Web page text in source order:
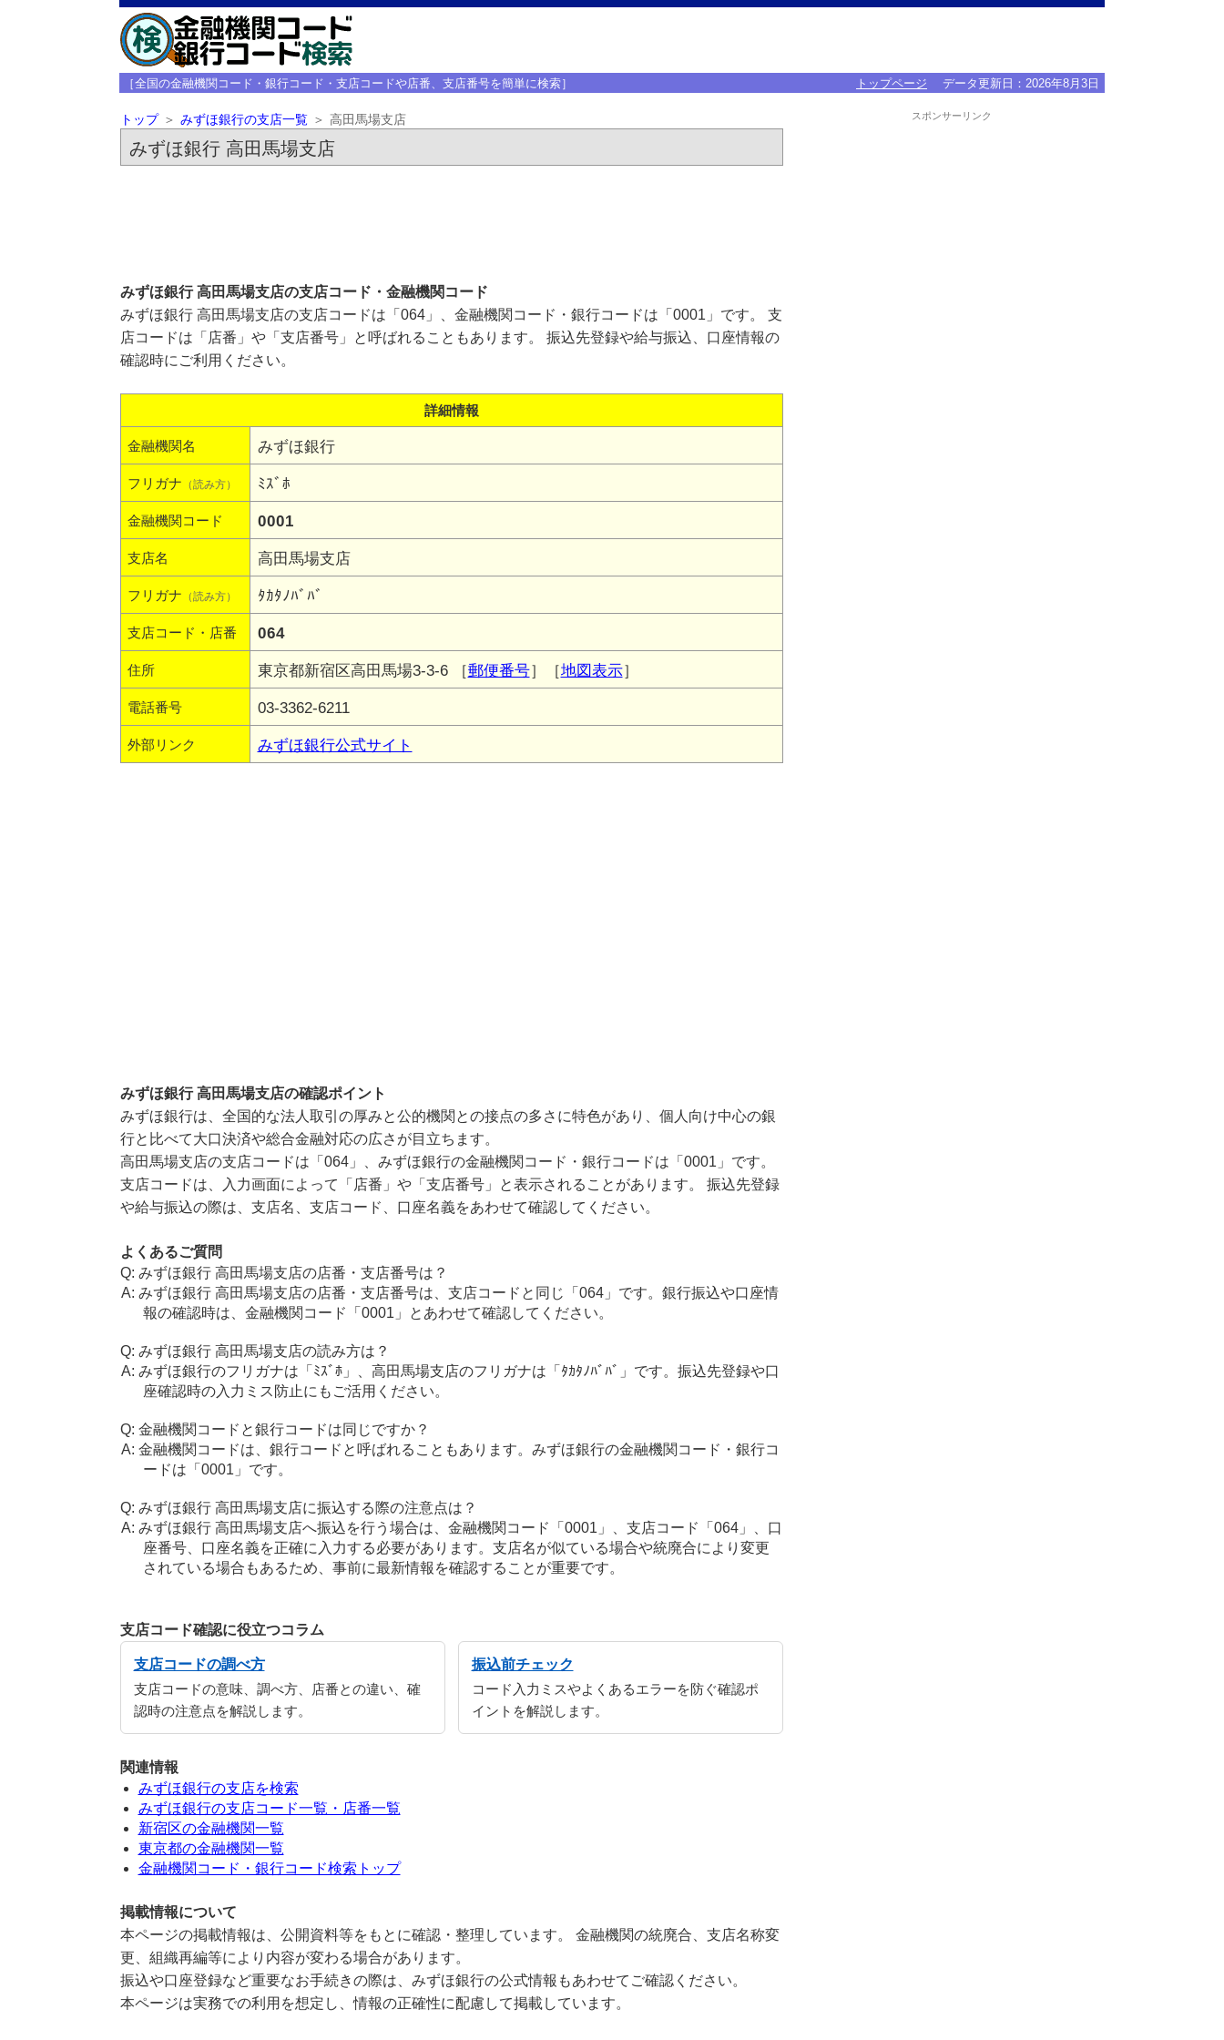
［全国の金融機関コード・銀行コード・支店コードや店番、支店番号を簡単に検索］ トップページ データ更新日： 2026年8月3日
トップ みずほ銀行の支店一覧 高田馬場支店
みずほ銀行 高田馬場支店
みずほ銀行 高田馬場支店の支店コード・金融機関コード
みずほ銀行 高田馬場支店の支店コードは「064」、金融機関コード・銀行コードは「0001」です。 支
店コードは「店番」や「支店番号」と呼ばれることもあります。 振込先登録や給与振込、口座情報の
確認時にご利用ください。
詳細情報
金融機関名 みずほ銀行
フリガナ （読み方） ﾐｽﾞﾎ
金融機関コード 0001
支店名 高田馬場支店
フリガナ （読み方） ﾀｶﾀﾉﾊﾞﾊﾞ
支店コード・店番 064
住所 東京都新宿区高田馬場3-3-6 ［郵便番号］［地図表示］
電話番号 03-3362-6211
外部リンク みずほ銀行公式サイト
みずほ銀行 高田馬場支店の確認ポイント
みずほ銀行は、全国的な法人取引の厚みと公的機関との接点の多さに特色があり、個人向け中心の銀
行と比べて大口決済や総合金融対応の広さが目立ちます。
高田馬場支店の支店コードは「064」、みずほ銀行の金融機関コード・銀行コードは「0001」です。
支店コードは、入力画面によって「店番」や「支店番号」と表示されることがあります。 振込先登録
や給与振込の際は、支店名、支店コード、口座名義をあわせて確認してください。
よくあるご質問
みずほ銀行 高田馬場支店の店番・支店番号は？
みずほ銀行 高田馬場支店の店番・支店番号は、支店コードと同じ「064」です。銀行振込や口座情
報の確認時は、金融機関コード「0001」とあわせて確認してください。
みずほ銀行 高田馬場支店の読み方は？
みずほ銀行のフリガナは「ﾐｽﾞﾎ」、高田馬場支店のフリガナは「ﾀｶﾀﾉﾊﾞﾊﾞ」です。振込先登録や口
座確認時の入力ミス防止にもご活用ください。
金融機関コードと銀行コードは同じですか？
金融機関コードは、銀行コードと呼ばれることもあります。みずほ銀行の金融機関コード・銀行コ
ードは「0001」です。
みずほ銀行 高田馬場支店に振込する際の注意点は？
みずほ銀行 高田馬場支店へ振込を行う場合は、金融機関コード「0001」、支店コード「064」、口
座番号、口座名義を正確に入力する必要があります。支店名が似ている場合や統廃合により変更
されている場合もあるため、事前に最新情報を確認することが重要です。
支店コード確認に役立つコラム
支店コードの調べ方
支店コードの意味、調べ方、店番との違い、確
認時の注意点を解説します。
振込前チェック
コード入力ミスやよくあるエラーを防ぐ確認ポ
イントを解説します。
関連情報
みずほ銀行の支店を検索
みずほ銀行の支店コード一覧・店番一覧
新宿区の金融機関一覧
東京都の金融機関一覧
金融機関コード・銀行コード検索トップ
掲載情報について
本ページの掲載情報は、公開資料等をもとに確認・整理しています。 金融機関の統廃合、支店名称変
更、組織再編等により内容が変わる場合があります。
振込や口座登録など重要なお手続きの際は、みずほ銀行の公式情報もあわせてご確認ください。
本ページは実務での利用を想定し、情報の正確性に配慮して掲載しています。
スポンサーリンク